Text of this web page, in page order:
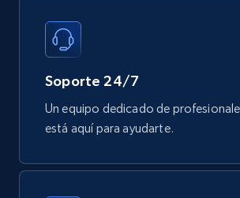
719+
Soporte 24/7
Un equipo dedicado de
está aquí para ayudarte.